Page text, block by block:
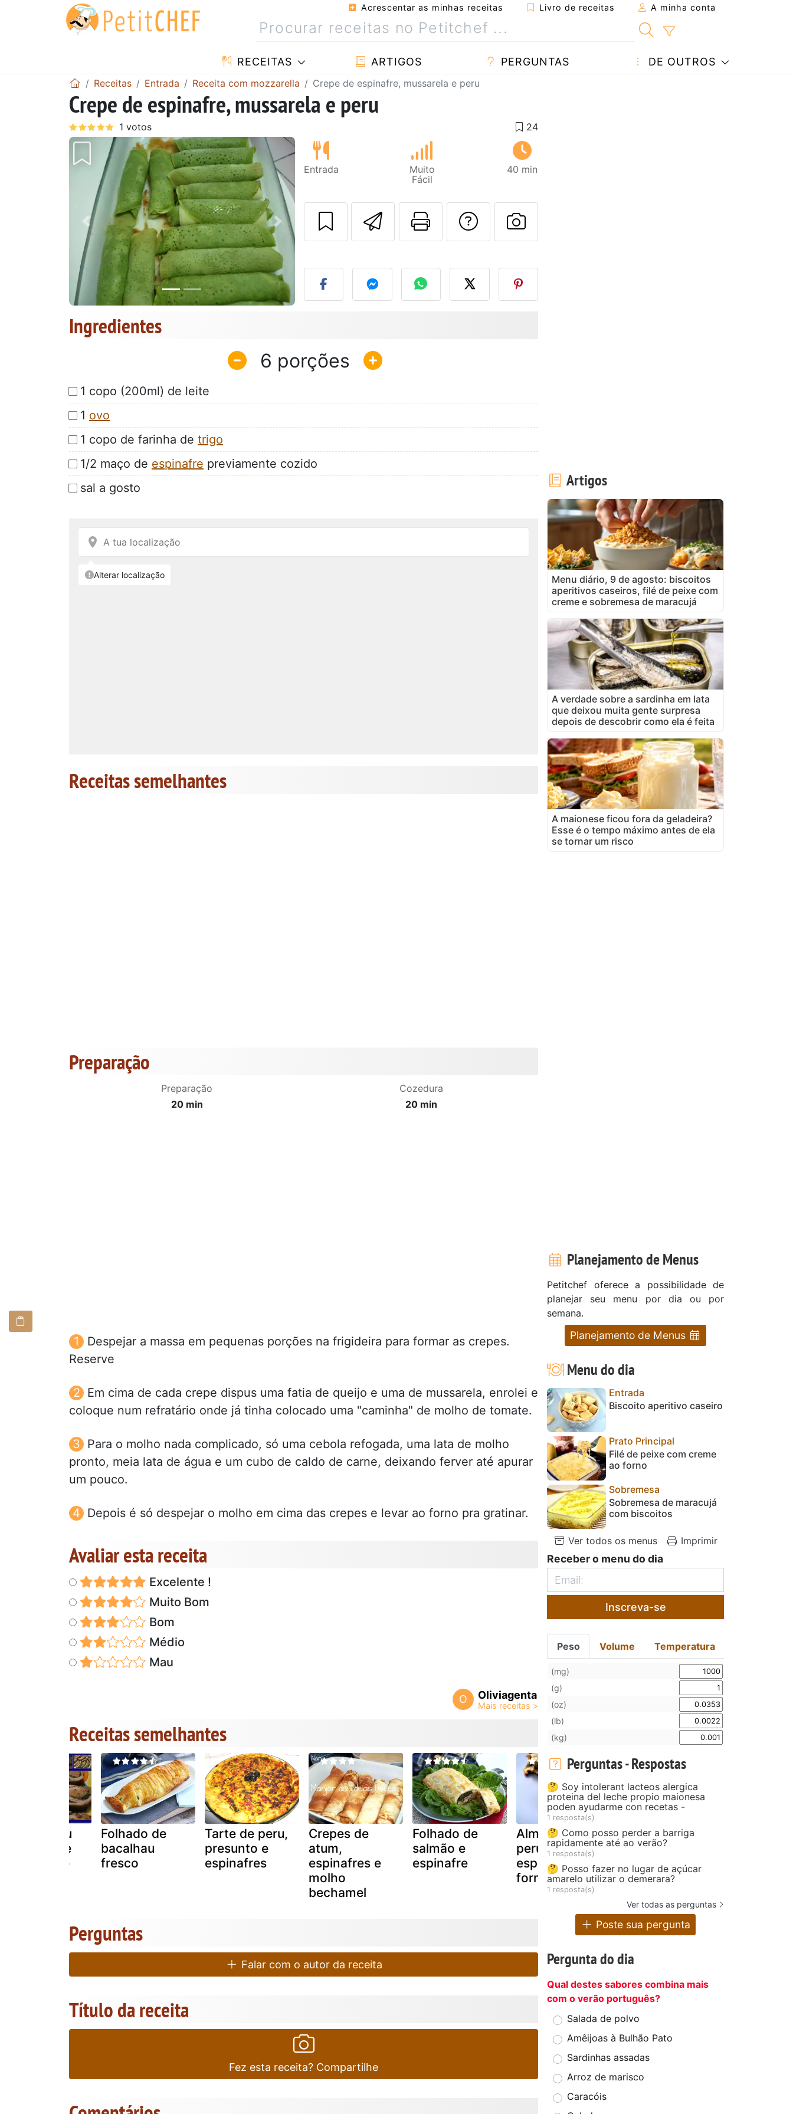
Acrescentar as minhas receitas Livro de receitas A minha conta
RECEITAS ARTIGOS PERGUNTAS DE OUTROS
Receitas Entrada Receita com mozzarella Crepe de espinafre, mussarela e peru
Crepe de espinafre, mussarela e peru
Anterior Next
Entrada
Muito
Fácil
40 min
Enviar esta receita a um amigo
Imprima esta página
Falar com o autor da receita
Fez esta receita? Compartilhe
Ingredientes
6
1 copo (200ml) de leite
1 ovo
1 copo de farinha de trigo
1/2 maço de espinafre previamente cozido
sal a gosto
Receitas semelhantes
Preparação
Preparação
20 min
Cozedura
20 min
Despejar a massa em pequenas porções na frigideira para formar as crepes.
Reserve
Em cima de cada crepe dispus uma fatia de queijo e uma de mussarela, enrolei e
coloque num refratário onde já tinha colocado uma "caminha" de molho de tomate.
Para o molho nada complicado, só uma cebola refogada, uma lata de molho
pronto, meia lata de água e um cubo de caldo de carne, deixando ferver até apurar
um pouco.
Depois é só despejar o molho em cima das crepes e levar ao forno pra gratinar.
Avaliar esta receita
Excelente !
Muito Bom
Bom
Médio
Mau
O Oliviagenta
Receitas semelhantes
de peru
de
e
Folhado de
bacalhau
fresco
Tarte de peru,
presunto e
espinafres
Crepes de
atum,
espinafres e
molho
bechamel
Folhado de
salmão e
espinafre
Almôndegas de
peru com
espinafres no
forno
Espinafres ao
creme
béchamel,
gratinados
Perguntas
Falar com o autor da receita
Título da receita
Fez esta receita? Compartilhe
Artigos
Menu diário, 9 de agosto: biscoitos
aperitivos caseiros, filé de peixe com
creme e sobremesa de maracujá
A verdade sobre a sardinha em lata
que deixou muita gente surpresa
depois de descobrir como ela é feita
A maionese ficou fora da geladeira?
Esse é o tempo máximo antes de ela
se tornar um risco
Planejamento de Menus
Petitchef oferece a possibilidade de
planejar seu menu por dia ou por
semana.
Planejamento de Menus
Menu do dia
Entrada
Biscoito aperitivo caseiro
Prato Principal
Filé de peixe com creme
ao forno
Sobremesa
Sobremesa de maracujá
com biscoitos
Ver todos os menus Imprimir
Receber o menu do dia
Inscreva-se
Peso Volume Temperatura
(mg)
(g)
(oz)
(lb)
(kg)
Perguntas - Respostas
🤔 Soy intolerant lacteos alergica
proteina del leche propio maionesa
poden ayudarme con recetas -
1 resposta(s)
🤔 Como posso perder a barriga
rapidamente até ao verão?
1 resposta(s)
🤔 Posso fazer no lugar de açúcar
amarelo utilizar o demerara?
1 resposta(s)
Ver todas as perguntas
Poste sua pergunta
Pergunta do dia
Qual destes sabores combina mais
com o verão português?
Salada de polvo
Amêijoas à Bulhão Pato
Sardinhas assadas
Arroz de marisco
Caracóis